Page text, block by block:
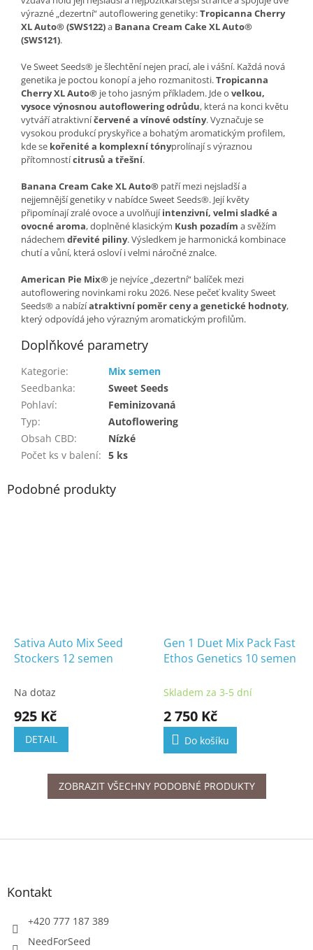
výrazné „dezertní“ autoflowering genetiky:Tropicanna Cherry
XL Auto® (SWS122)a Banana Cream Cake XL Auto®
(SWS121).
Ve Sweet Seeds® je šlechtění nejen prací, ale i vášní. Každá nová
genetika je poctou konopí a jeho rozmanitosti.Tropicanna
Cherry XL Auto® je toho jasným příkladem. Jde o velkou,
vysoce výnosnou autoflowering odrůdu, která na konci květu
vytváří atraktivníčervené a vínové odstíny. Vyznačuje se
vysokou produkcí pryskyřice a bohatým aromatickým profilem,
kde se kořenité a komplexní tónyprolínají s výraznou
přítomnostícitrusů a třešní.
Banana Cream Cake XL Auto® patří mezi nejsladší a
nejjemnější genetiky v nabídce Sweet Seeds®. Její květy
připomínají zralé ovoce a uvolňujíintenzivní, velmi sladké a
ovocné aroma, doplněné klasickým Kush pozadím a svěžím
nádechem dřevité piliny. Výsledkem je harmonická kombinace
chutí a vůní, která osloví i velmi náročné znalce.
American Pie Mix® je nejvíce „dezertní“ balíček mezi
autoflowering novinkami roku 2026. Nese pečeť kvality Sweet
Seeds® a nabízíatraktivní poměr ceny a genetické hodnoty,
který odpovídá jeho výrazným aromatickým profilům.
Doplňkové parametry
Kategorie:
Mix semen
Seedbanka:
Sweet Seeds
Pohlaví:
Feminizovaná
Typ:
Autoflowering
Obsah CBD:
Nízké
Počet ks v balení: 5 ks
Podobné produkty
Sativa Auto Mix Seed
Stockers 12 semen
Na dotaz
925 Kč
DETAIL
Gen 1 Duet Mix Pack Fast
Ethos Genetics 10 semen
Skladem za 3-5 dní
2 750 Kč
Do košíku
ZOBRAZIT VŠECHNY PODOBNÉ PRODUKTY
Z
Kontakt
+420 777 187 389
NeedForSeed